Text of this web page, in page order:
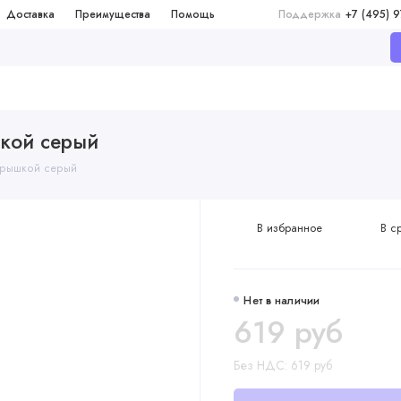
Доставка Преимущества Помощь Поддержка +7 (495)
серый
серый
Нет в наличии
619 руб
Без НДС: 619 руб
В избранное В